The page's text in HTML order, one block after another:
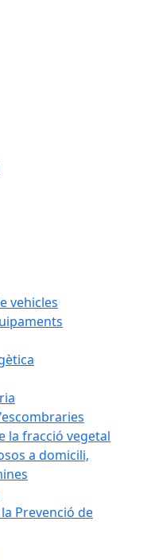
vehicles
la fracció vegetal
a domicili,
Prevenció de